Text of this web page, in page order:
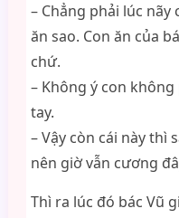
– Chẳng phải lúc
ăn sao. Con ăn của
chứ.
– Không ý con không
tay.
– Vậy còn cái này thì
nên giờ vẫn cương
Thì ra lúc đó bác Vũ